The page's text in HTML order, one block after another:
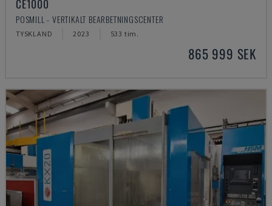
CE1000
POSMILL - VERTIKALT BEARBETNINGSCENTER
TYSKLAND 2023 533 tim.
865 999 SEK